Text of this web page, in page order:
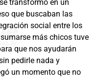
transformó en un
que buscaban las
social entre los
más chicos tuve
que nos ayudarán
pedirle nada y
un momento que no